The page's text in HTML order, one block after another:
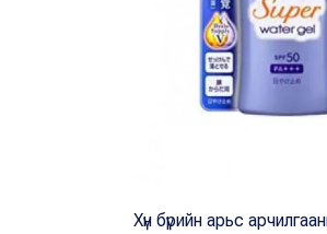
Хүн бүрийн арьс